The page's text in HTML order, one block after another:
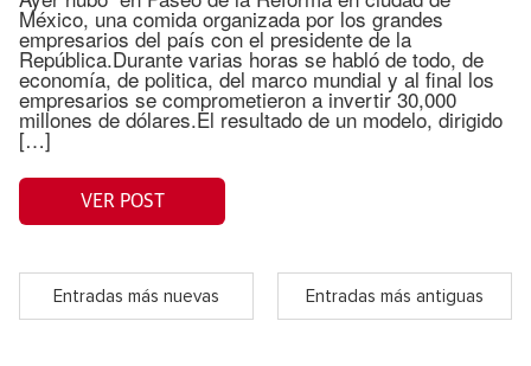
México, una comida organizada por los grandes
empresarios del país con el presidente de la
República.Durante varias horas se habló de todo, de
economía, de politica, del marco mundial y al final los
empresarios se comprometieron a invertir 30,000
millones de dólares.El resultado de un modelo, dirigido
[…]
VER POST
Entradas más nuevas Entradas más antiguas